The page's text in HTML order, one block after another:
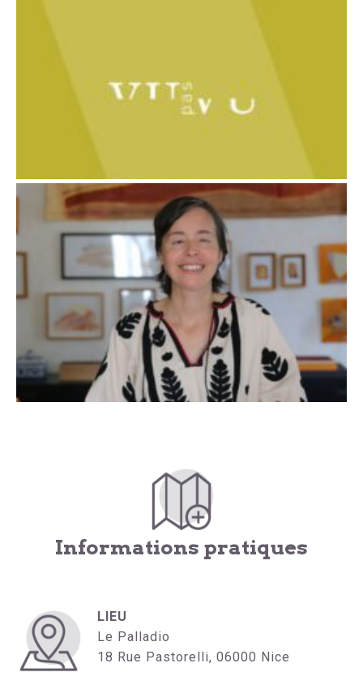
Informations pratiques
LIEU
Le Palladio
18 Rue Pastorelli, 06000 Nice